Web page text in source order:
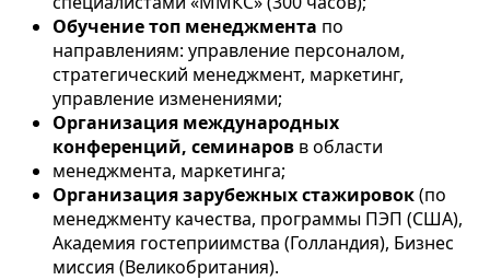
Обучение топ менеджмента по
направлениям: управление персоналом,
стратегический менеджмент, маркетинг,
управление изменениями;
Организация международных
конференций, семинаров в области
менеджмента, маркетинга;
Организация зарубежных стажировок(по
менеджменту качества, программы ПЭП (США),
Академия гостеприимства (Голландия), Бизнес
миссия (Великобритания).